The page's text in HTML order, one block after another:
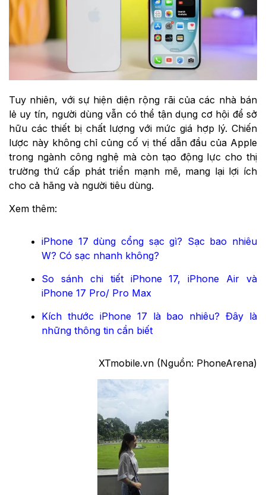
Tuy nhiên, với sự hiện diện rộng rãi của các nhà bán
lẻ uy tín, người dùng vẫn có thể tận dụng cơ hội để sở
hữu các thiết bị chất lượng với mức giá hợp lý. Chiến
lược này không chỉ củng cố vị thế dẫn đầu của Apple
trong ngành công nghệ mà còn tạo động lực cho thị
trường thứ cấp phát triển mạnh mẽ, mang lại lợi ích
cho cả hãng và người tiêu dùng.
Xem thêm:
iPhone 17 dùng cổng sạc gì? Sạc bao nhiêu
W? Có sạc nhanh không?
So sánh chi tiết iPhone 17, iPhone Air và
iPhone 17 Pro/ Pro Max
Kích thước iPhone 17 là bao nhiêu? Đây là
những thông tin cần biết
XTmobile.vn (Nguồn: PhoneArena)